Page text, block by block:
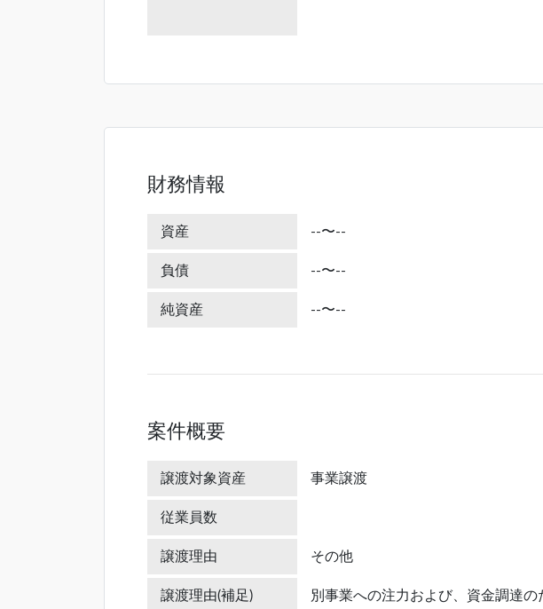
財務情報
資産 --〜--
負債 --〜--
純資産 --〜--
案件概要
譲渡対象資産 事業譲渡
従業員数
譲渡理由 その他
譲渡理由(補足) 別事業への注力および、資金調達の